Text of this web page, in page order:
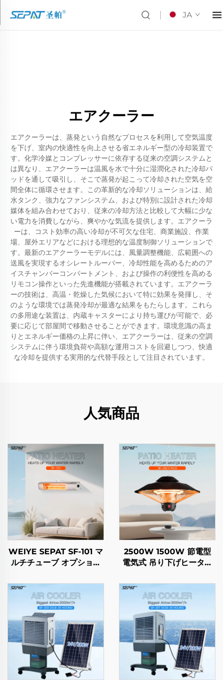
JA
エアクーラー
エアクーラーは、蒸発という自然なプロセスを利用して空気温度
を下げ、室内の快適性を向上させる省エネルギー型の冷却装置で
す。化学冷媒とコンプレッサーに依存する従来の空調システムと
は異なり、エアクーラーは温風を水で十分に湿潤化された冷却パ
ッドを通して吸引し、そこで蒸発が起こって冷却された空気を空
間全体に循環させます。この革新的な冷却ソリューションは、給
水タンク、強力なファンシステム、および特別に設計された冷却
媒体を組み合わせており、従来の冷却方法と比較して大幅に少な
い電力を消費しながら、爽やかな気流を提供します。エアクーラ
ーは、コスト効率の高い冷却が不可欠な住宅、商業施設、作業
場、屋外エリアなどにおける理想的な温度制御ソリューションで
す。最新のエアクーラーモデルには、風量調整機能、広範囲への
送風を実現するオシレートルーバー、冷却性能を高めるためのア
イスチャンバーコンパートメント、および操作の利便性を高める
リモコン操作といった先進機能が搭載されています。エアクーラ
ーの技術は、高温・乾燥した気候において特に効果を発揮し、そ
のような環境では蒸発冷却が最適な結果をもたらします。これら
の多用途な装置は、内蔵キャスターにより持ち運びが可能で、必
要に応じて部屋間で移動させることができます。環境意識の高ま
りとエネルギー価格の上昇に伴い、エアクーラーは、従来の空調
システムに伴う環境負荷や高額な運用コストを回避しつつ、快適
な冷却を提供する実用的な代替手段として注目されています。
人気商品
WEIYE SEPAT SF-101 マ
ルチチューブ オプション
ン カーボンファイバー ル
ビーコーティング ハロゲ
ン IP65
2500W 1500W 節電型
電気式 吊り下げヒーター
バー加熱 インテリジェン
ト リモコン IP44